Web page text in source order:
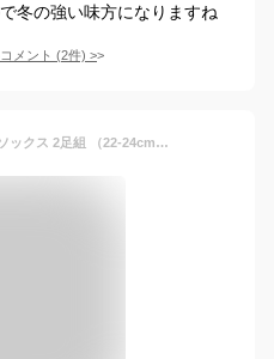
冬の強い味方になりますね
メント (2件) >
足首ゆったり マーブル編み ソックス 2足組 （22-24cm） 日本製 千代治 ネコポス送料無料 レディース 靴下 暖かい 保温 厚手 カラフル 冷え取り ルームソックス おしゃれ プレゼント